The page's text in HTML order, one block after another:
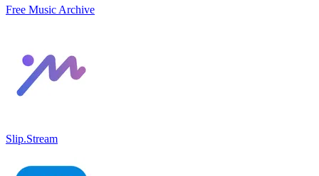
Free Music Archive
Slip.Stream